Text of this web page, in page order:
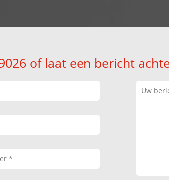
of laat een bericht